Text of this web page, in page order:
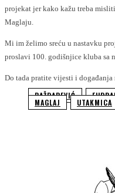
projekat jer kako kažu treba
Maglaju.
Mi im želimo sreću u nastavku
proslavi 100. godišnjice kluba sa
Do tada pratite vijesti i događanja
BAŽDAREVIĆ
MAGLAJ UTAKMICA